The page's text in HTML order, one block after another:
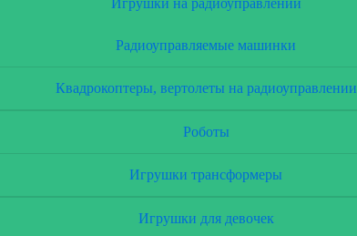
Игрушки на радиоуправлении
Радиоуправляемые машинки
Квадрокоптеры, вертолеты на радиоуправлении
Роботы
Игрушки трансформеры
Игрушки для девочек